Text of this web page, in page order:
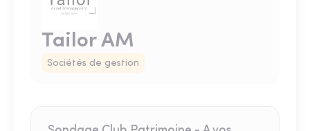
Tailor AM
Sociétés de gestion